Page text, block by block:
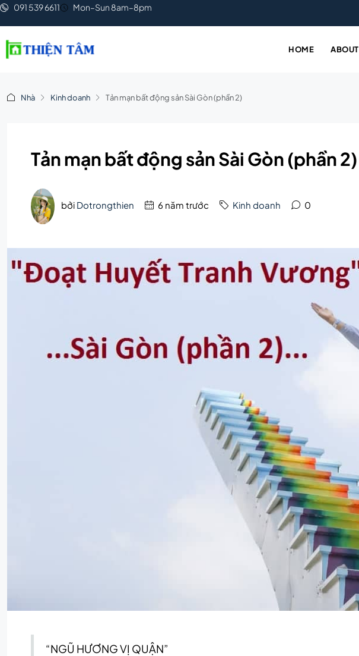
091 539 6611 Mon–Sun 8am–8pm
HOME ABOUT
Nhà Kinh doanh Tản mạn bất động sản Sài Gòn (phần 2)
Tản mạn bất động sản Sài Gòn (phần 2)
bởi Dotrongthien 6 năm trước Kinh doanh 0
“NGŨ HƯƠNG VỊ QUẬN”